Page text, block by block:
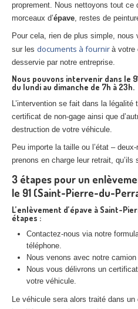
proprement. Nous nettoyons tout ce
morceaux d’épave, restes de
Pour cela, rien de plus simple,
sur les documents à fournir à votre
desservie par notre entreprise.
Nous pouvons intervenir dans le
du lundi au dimanche de 7h à 23h.
L’intervention se fait dans la
certificat de non-gage ainsi que
destruction de votre véhicule.
Peu importe la taille ou l’état –
prenons en charge leur retrait,
3 étapes pour un
le 91 (Saint-Pierre-du-
L’enlèvement d’épave à Saint-
étapes :
Contactez-nous via notre
téléphone.
Nous venons avec notre
Nous vous délivrons un
votre véhicule.
Le véhicule sera alors traité dans